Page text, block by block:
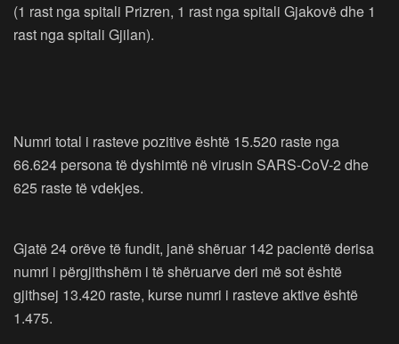
(1 rast nga spitali Prizren, 1 rast nga spitali Gjakovë dhe 1
rast nga spitali Gjilan).
Numri total i rasteve pozitive është 15.520 raste nga
66.624 persona të dyshimtë në virusin SARS-CoV-2 dhe
625 raste të vdekjes.
Gjatë 24 orëve të fundit, janë shëruar 142 pacientë derisa
numri i përgjithshëm i të shëruarve deri më sot është
gjithsej 13.420 raste, kurse numri i rasteve aktive është
1.475.